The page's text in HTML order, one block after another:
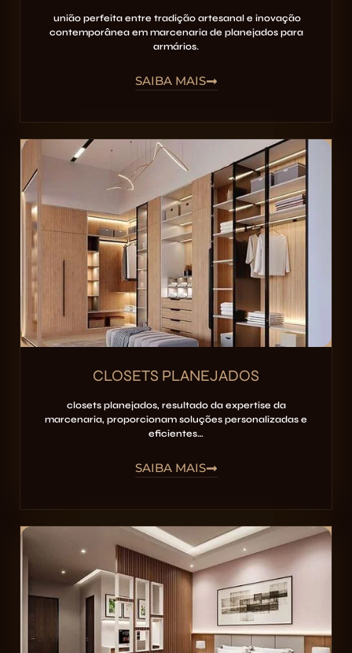
união perfeita entre tradição artesanal e inovação
contemporânea em marcenaria de planejados para
armários.
SAIBA MAIS
CLOSETS PLANEJADOS
closets planejados, resultado da expertise da
marcenaria, proporcionam soluções personalizadas e
eficientes…
SAIBA MAIS